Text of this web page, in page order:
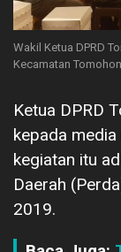
Wakil Ketua DPRD
Kecamatan
Ketua DPRD
kepada
kegiatan itu
Daerah
2019.